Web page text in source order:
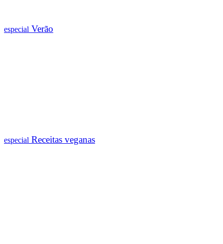
especial Verão
especial Receitas veganas